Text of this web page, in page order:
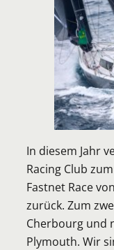
In diesem Jahr
Racing Club
Fastnet Race
zurück. Zum
Cherbourg und
Plymouth. Wir